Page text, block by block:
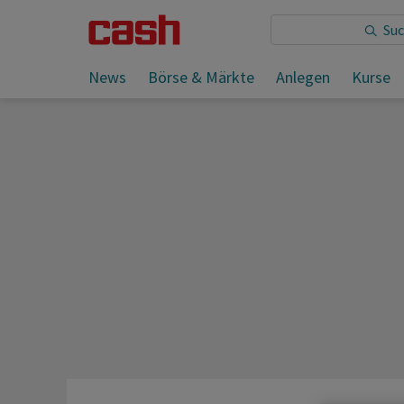
News Börse & Märkte Anlegen Kurse
Sie lesen: